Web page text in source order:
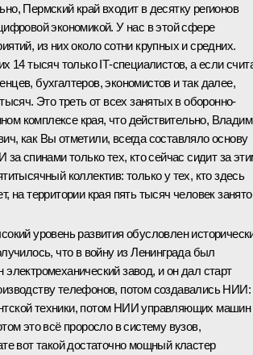
Пермский край входит в десятку регионов
экономикой. У нас в этой сфере
из них около сотни крупных и средних.
14 тысяч только IT‑специалистов, а если
бухгалтеров, экономистов и так далее,
Это треть от всех занятых в оборонно-
комплексе края, что действительно,
как Вы отметили, всегда составляло основу
за спинами только тех, кто сейчас сидит за
коллектив: только у тех, кто здесь
на территории края пять тысяч человек
уровень развития обусловлен
что в войну из Ленинграда был
электромеханический завод, и он дал старт
телефонов, потом создавались НИИ:
техники, потом НИИ управляющих машин
это всё проросло в систему вузов,
вот такой достаточно мощный кластер